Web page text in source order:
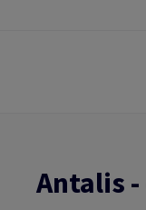
Antalis